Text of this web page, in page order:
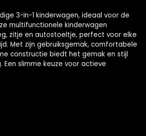
3-in-1 kinderwagen, ideaal voor de
multifunctionele kinderwagen
zitje en autostoeltje, perfect voor elke
Met zijn gebruiksgemak, comfortabele
constructie biedt het gemak en stijl
Een slimme keuze voor actieve